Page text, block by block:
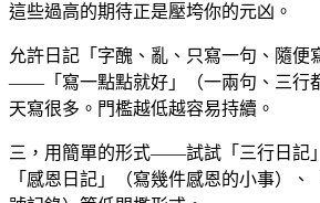
這些過高的期待正是壓垮你的元凶。
允許日記「字醜、亂、只寫一句、隨便
——「寫一點點就好」（一兩句、三行
天寫很多。門檻越低越容易持續。
三，用簡單的形式——試試「三行日記
「感恩日記」（寫幾件感恩的小事）